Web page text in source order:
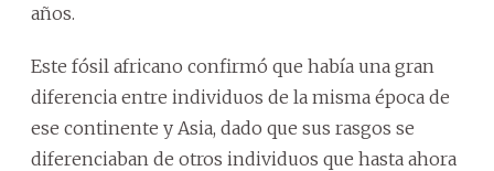
años.
Este fósil africano confirmó que había una gran
diferencia entre individuos de la misma época de
ese continente y Asia, dado que sus rasgos se
diferenciaban de otros individuos que hasta ahora